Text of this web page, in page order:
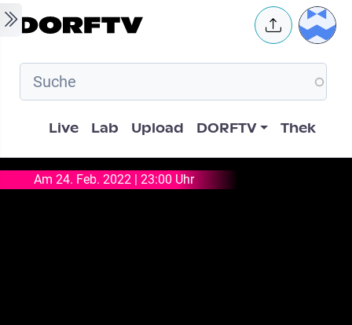
Skip to main content User
Hauptnavigation
Live Lab Upload DORFTV Thek
Am 24. Feb. 2022 | 23:00 Uhr